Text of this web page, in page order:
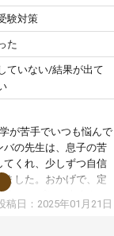
験対策
た
ていない/結果が出て
が苦手でいつも悩んで
バの先生は、息子の苦
くれ、少しずつ自信
した。おかげで、定
上アップし、本人もと
稿日：2025年01月21日